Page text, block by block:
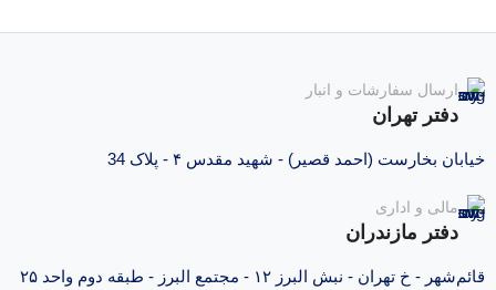
ارسال سفارشات و انبار
دفتر تهران
خیابان بخارست (احمد قصیر) - شهید مقدس ۴ - پلاک 34
مالی و اداری
دفتر مازندران
قائم‌شهر - خ تهران - نبش البرز ۱۲ - مجتمع البرز - طبقه دوم واحد ۲۵